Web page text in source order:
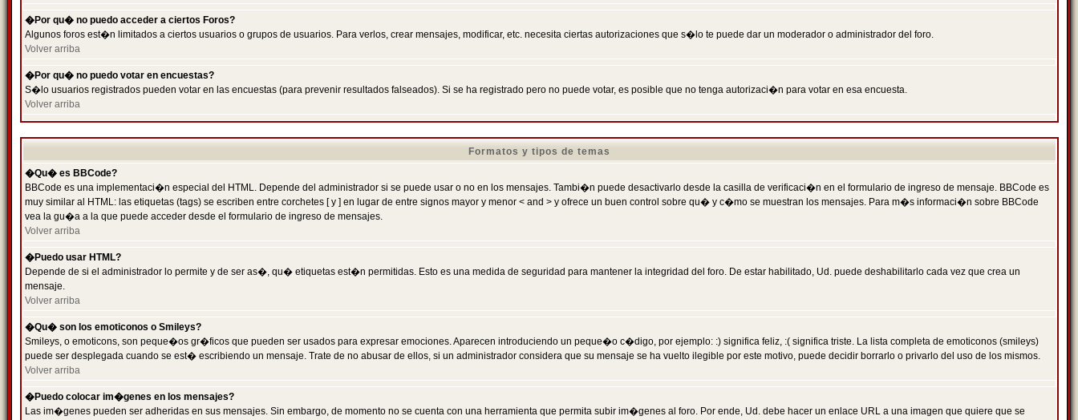
�Por qu� no puedo acceder a ciertos Foros?
Algunos foros est�n limitados a ciertos usuarios o grupos de usuarios. Para verlos, crear mensajes, modificar, etc. necesita ciertas autorizaciones que s�lo te puede dar un moderador o administrador del foro.
Volver arriba
�Por qu� no puedo votar en encuestas?
S�lo usuarios registrados pueden votar en las encuestas (para prevenir resultados falseados). Si se ha registrado pero no puede votar, es posible que no tenga autorizaci�n para votar en esa encuesta.
Volver arriba
Formatos y tipos de temas
�Qu� es BBCode?
BBCode es una implementaci�n especial del HTML. Depende del administrador si se puede usar o no en los mensajes. Tambi�n puede desactivarlo desde la casilla de verificaci�n en el formulario de ingreso de mensaje. BBCode es
muy similar al HTML: las etiquetas (tags) se escriben entre corchetes [ y ] en lugar de entre signos mayor y menor < and > y ofrece un buen control sobre qu� y c�mo se muestran los mensajes. Para m�s informaci�n sobre BBCode
vea la gu�a a la que puede acceder desde el formulario de ingreso de mensajes.
Volver arriba
�Puedo usar HTML?
Depende de si el administrador lo permite y de ser as�, qu� etiquetas est�n permitidas. Esto es una medida de seguridad para mantener la integridad del foro. De estar habilitado, Ud. puede deshabilitarlo cada vez que crea un
mensaje.
Volver arriba
�Qu� son los emoticonos o Smileys?
Smileys, o emoticons, son peque�os gr�ficos que pueden ser usados para expresar emociones. Aparecen introduciendo un peque�o c�digo, por ejemplo: :) significa feliz, :( significa triste. La lista completa de emoticonos (smileys)
puede ser desplegada cuando se est� escribiendo un mensaje. Trate de no abusar de ellos, si un administrador considera que su mensaje se ha vuelto ilegible por este motivo, puede decidir borrarlo o privarlo del uso de los mismos.
Volver arriba
�Puedo colocar im�genes en los mensajes?
Las im�genes pueden ser adheridas en sus mensajes. Sin embargo, de momento no se cuenta con una herramienta que permita subir im�genes al foro. Por ende, Ud. debe hacer un enlace URL a una imagen que quiere que se